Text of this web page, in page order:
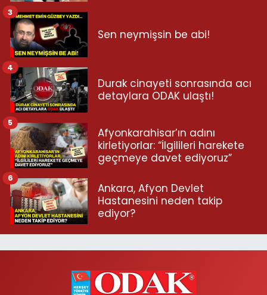
Sen neymişsin be abi!
3
Durak cinayeti sonrasında acı
detaylara ODAK ulaştı!
4
Afyonkarahisar’ın adını
kirletiyorlar: “İlgilileri harekete
geçmeye davet ediyoruz”
5
Ankara, Afyon Devlet
Hastanesini neden takip
ediyor?
6